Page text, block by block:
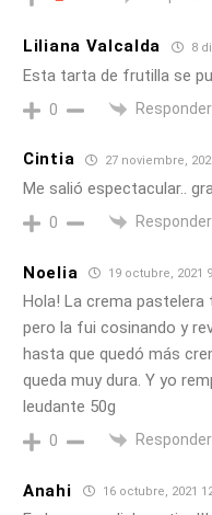
Liliana Valcalda 8
Esta tarta de frutilla se
0 Responder
Cintia 27 noviembre,
Me salió espectacular..
0 Responder
Noelia 19 octubre, 2021
Hola! La crema pastelera
pero la fui cosinando y
hasta que quedó más
queda muy dura. Y yo
leudante 50g
0 Responder
Anahi 16 octubre, 2021